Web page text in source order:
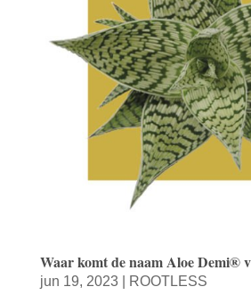
Waar komt de naam Aloe Demi®
jun 19, 2023|
ROOTLESS